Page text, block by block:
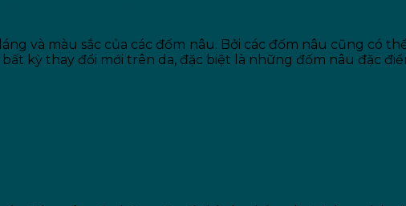
và màu sắc của các đốm nâu. Bởi các đốm nâu cũng có
kỳ thay đổi mới trên da, đặc biệt là những đốm nâu đặc